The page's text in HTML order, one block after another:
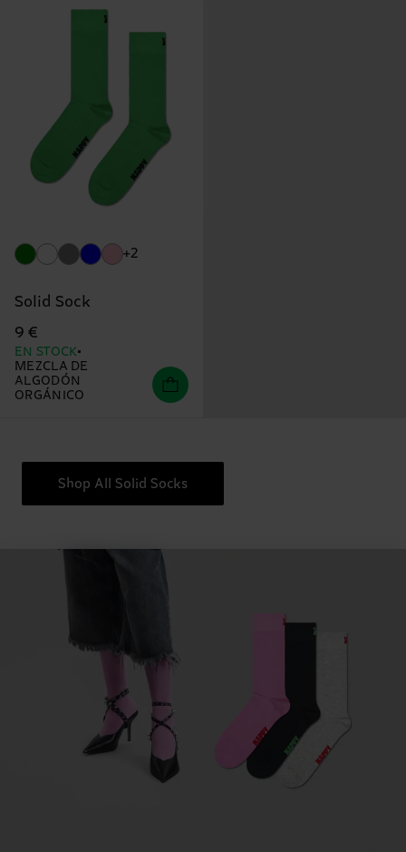
+2
Solid Sock
9 €
EN STOCK
MEZCLA DE
ALGODÓN
ORGÁNICO
Shop All Solid Socks